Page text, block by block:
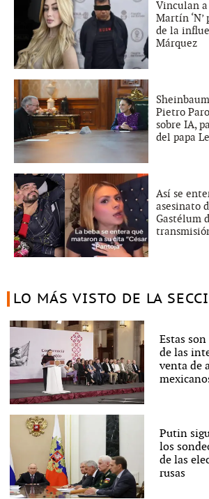
Vinculan a
Martín
de la
Márquez
Pietro
sobre IA,
del papa
Así se
asesinato
Gastélum
LO MÁS VISTO DE LA
Estas
de las
venta de
Putin
los
de las
rusas